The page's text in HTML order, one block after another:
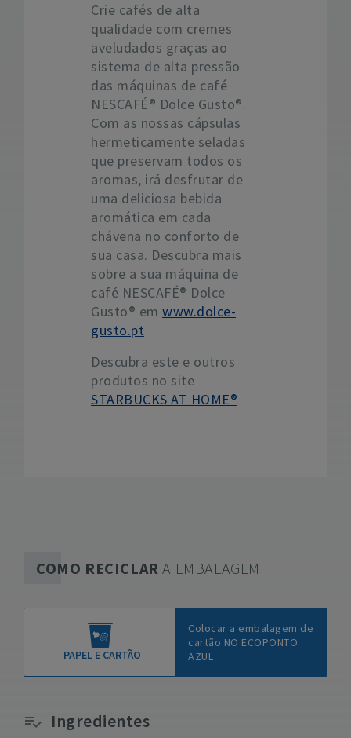
Crie cafés de alta
qualidade com cremes
aveludados graças ao
sistema de alta pressão
das máquinas de café
NESCAFÉ® Dolce Gusto®.
Com as nossas cápsulas
hermeticamente seladas
que preservam todos os
aromas, irá desfrutar de
uma deliciosa bebida
aromática em cada
chávena no conforto de
sua casa. Descubra mais
sobre a sua máquina de
café NESCAFÉ® Dolce
Gusto® em www.dolce-
gusto.pt
Descubra este e outros
produtos no site
STARBUCKS AT HOME®
COMO RECICLAR A EMBALAGEM
PAPEL E CARTÃO
Colocar a embalagem de
cartão NO ECOPONTO
AZUL
Ingredientes